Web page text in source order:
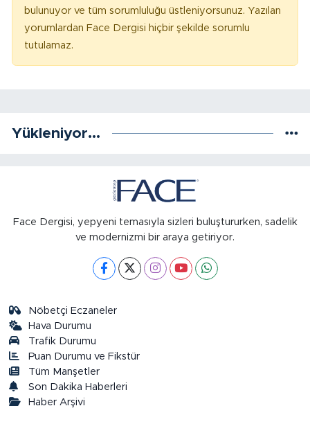
bulunuyor ve tüm sorumluluğu üstleniyorsunuz. Yazılan
yorumlardan Face Dergisi hiçbir şekilde sorumlu
tutulamaz.
Yükleniyor...
Face Dergisi, yepyeni temasıyla sizleri buluştururken, sadelik
ve modernizmi bir araya getiriyor.
Nöbetçi Eczaneler
Hava Durumu
Trafik Durumu
Puan Durumu ve Fikstür
Tüm Manşetler
Son Dakika Haberleri
Haber Arşivi